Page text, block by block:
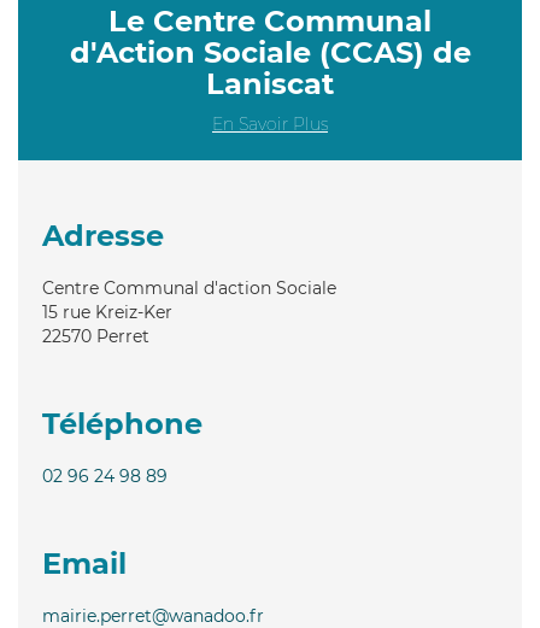
Le Centre Communal
d'Action Sociale (CCAS) de
Laniscat
En Savoir Plus
Adresse
Centre Communal d'action Sociale
15 rue Kreiz-Ker
22570 Perret
Téléphone
02 96 24 98 89
Email
mairie.perret@wanadoo.fr